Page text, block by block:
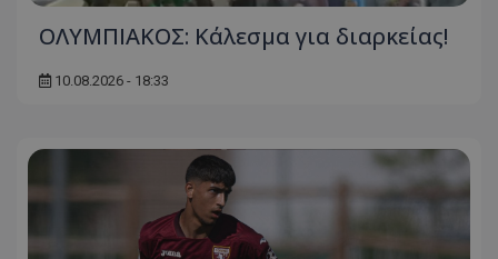
OΛΥΜΠΙΑΚΟΣ: Κάλεσμα για διαρκείας!
10.08.2026 - 18:33